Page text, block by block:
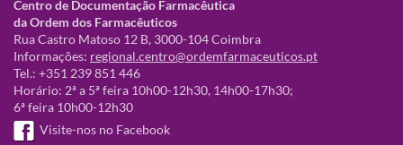
Centro de Documentação Farmacêutica
da Ordem dos Farmacêuticos
Rua Castro Matoso 12 B, 3000-104 Coimbra
Informações: regional.centro@ordemfarmaceuticos.pt
Tel.: +351 239 851 446
Horário: 2ª a 5ª feira 10h00-12h30, 14h00-17h30;
6ª feira 10h00-12h30
Visite-nos no Facebook